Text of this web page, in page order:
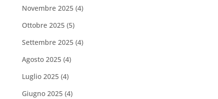
Novembre 2025(4)
Ottobre 2025(5)
Settembre 2025(4)
Agosto 2025(4)
Luglio 2025(4)
Giugno 2025(4)